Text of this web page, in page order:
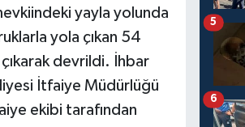
yayla yolunda
yola çıkan 54
devrildi. İhbar
İtfaiye Müdürlüğü
ekibi tarafından
5
6